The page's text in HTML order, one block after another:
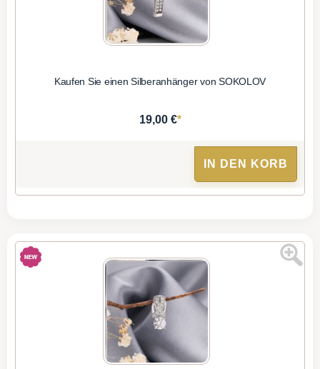
Kaufen Sie einen Silberanhänger von SOKOLOV
19,00 €*
IN DEN KORB